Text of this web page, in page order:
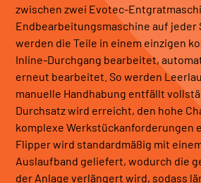
zwischen zwei Evotec-
Endbearbeitungsmaschine auf jeder
werden die Teile in einem einzigen
Inline-Durchgang bearbeitet,
erneut bearbeitet. So werden
manuelle Handhabung entfällt
Durchsatz wird erreicht, den hohe
komplexe Werkstückanforderungen
Flipper wird standardmäßig mit
Auslaufband geliefert, wodurch die
der Anlage verlängert wird, sodass